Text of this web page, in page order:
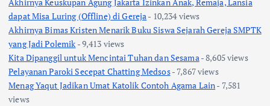
Akhirnya Keuskupan Agung Jakarta Izinkan Anak, Remaja, Lansia
dapat Misa Luring (Offline) di Gereja- 10,234 views
Akhirnya Bimas Kristen Menarik Buku Siswa Sejarah Gereja SMPTK
yang Jadi Polemik - 9,413 views
Kita Dipanggil untuk Mencintai Tuhan dan Sesama- 8,605 views
Pelayanan Paroki Secepat Chatting Medsos- 7,867 views
Menag Yaqut Jadikan Umat Katolik Contoh Agama Lain- 7,581
views